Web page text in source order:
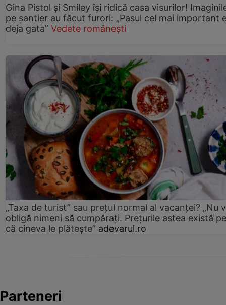
Gina Pistol și Smiley își ridică casa visurilor!
pe șantier au făcut furori: „Pasul cel mai important
deja gata” Vedete românești
„Taxa de turist” sau prețul normal al vacanței? „Nu
obligă nimeni să cumpărați. Prețurile astea există
că cineva le plătește” adevarul.ro
Parteneri